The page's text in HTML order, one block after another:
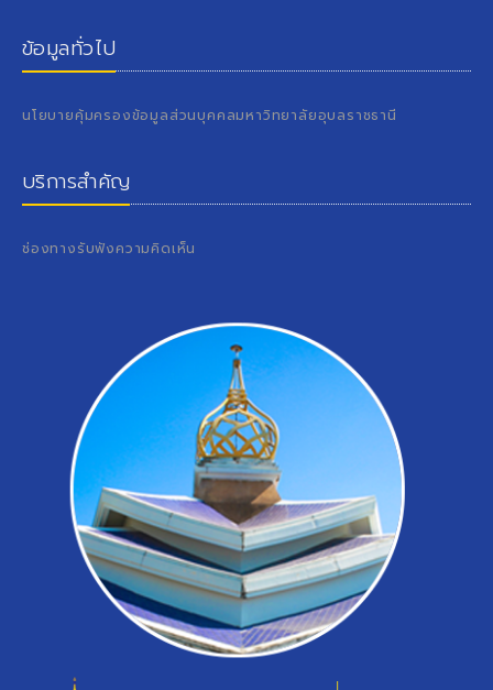
ข้อมูลทั่วไป
นโยบายคุ้มครองข้อมูลส่วนบุคคลมหาวิทยาลัยอุบลราชธานี
บริการสำคัญ
ช่องทางรับฟังความคิดเห็น